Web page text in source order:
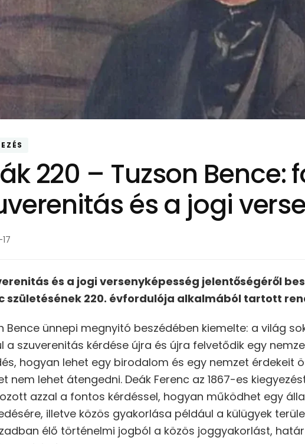
220 – Tuzson Bence:
és a jogi
és a jogi versenyképesség jelentőségéről
születésének 220. évfordulója alkalmából tartott
Bence ünnepi megnyitó beszédében kiemelte: a világ
a szuverenitás kérdése újra és újra felvetődik egy
hogyan lehet egy birodalom és egy nemzet érdekeit
nem lehet átengedni. Deák Ferenc az 1867-es
azzal a fontos kérdéssel, hogyan működhet egy
illetve közös gyakorlása például a külügyek
élő történelmi jogból a közös joggyakorlást,